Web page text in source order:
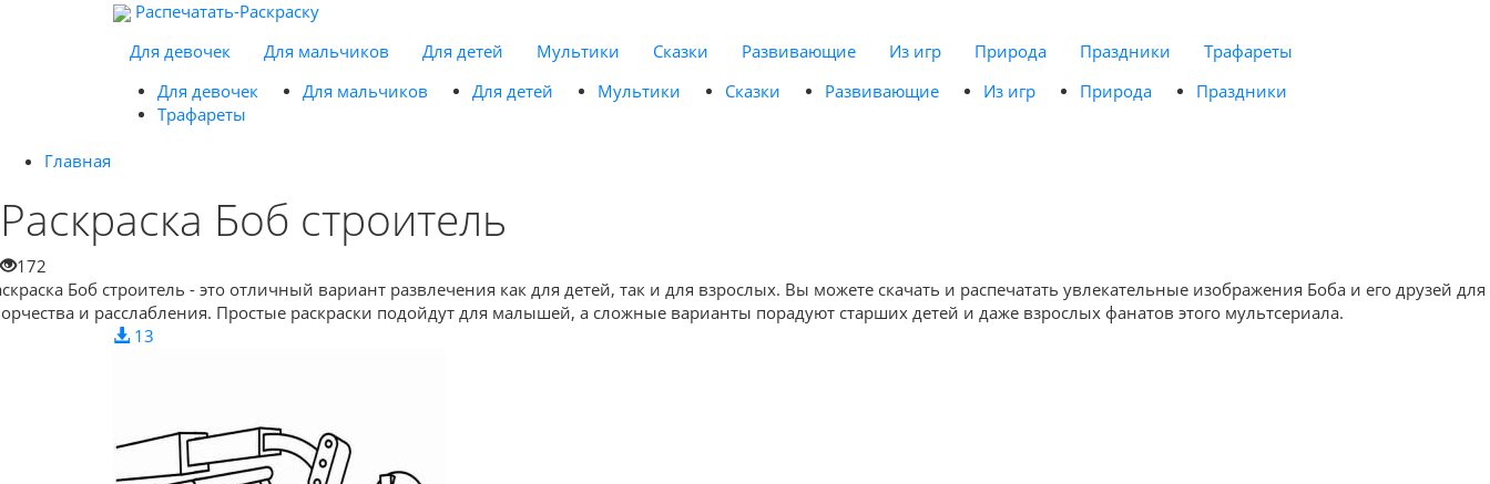
Распечатать-Раскраску
Для девочек
Для мальчиков Для детей Мультики Сказки Развивающие Из игр Природа Праздники
Трафареты
Для девочек
Для мальчиков Для детей Мультики Сказки Развивающие Из игр Природа
Праздники
Трафареты
Главная
Раскраска Боб строитель
172
Боб строитель - это отличный вариант развлечения как для детей, так и для взрослых. Вы можете скачать и распечатать увлекательные изображения Боба и его друзей для
и расслабления. Простые раскраски подойдут для малышей, а сложные варианты порадуют старших детей и даже взрослых фанатов этого мультсериала.
13